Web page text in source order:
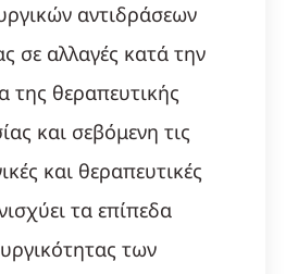
αντιδράσεων
σε αλλαγές κατά την
της θεραπευτικής
και σεβόμενη τις
και θεραπευτικές
τα επίπεδα
των